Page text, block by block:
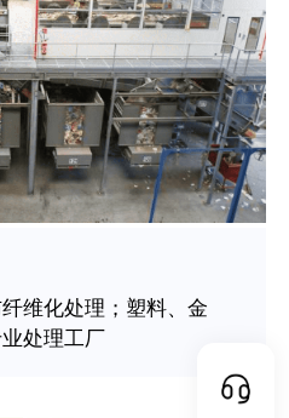
维化处理；塑料、金
处理工厂